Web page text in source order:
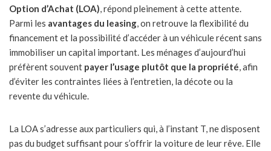
Option d’Achat (LOA), répond pleinement à cette attente.
Parmi les avantages du leasing, on retrouve la flexibilité du
financement et la possibilité d’accéder à un véhicule récent sans
immobiliser un capital important. Les ménages d’aujourd’hui
préfèrent souvent payer l’usage plutôt que la propriété, afin
d’éviter les contraintes liées à l’entretien, la décote ou la
revente du véhicule.
La LOA s’adresse aux particuliers qui, à l’instant T, ne disposent
pas du budget suffisant pour s’offrir la voiture de leur rêve. Elle